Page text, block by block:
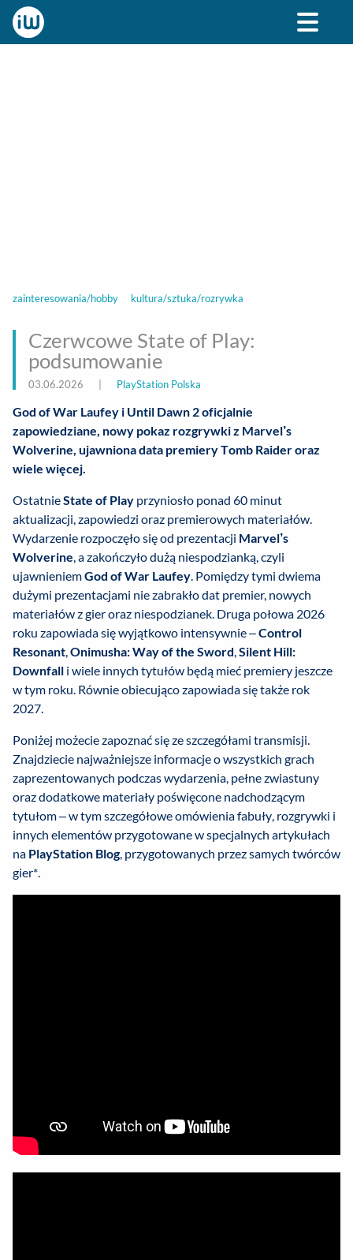
zainteresowania/hobby kultura/sztuka/rozrywka
Czerwcowe State of Play:
podsumowanie
03.06.2026 PlayStation Polska
God of War Laufey i Until Dawn 2 oficjalnie
zapowiedziane, nowy pokaz rozgrywki z Marvel’s
Wolverine, ujawniona data premiery Tomb Raider oraz
wiele więcej.
OstatnieState of Play przyniosło ponad 60 minut
aktualizacji, zapowiedzi oraz premierowych materiałów.
Wydarzenie rozpoczęło się od prezentacji Marvel’s
Wolverine, a zakończyło dużą niespodzianką, czyli
ujawnieniemGod of War Laufey. Pomiędzy tymi dwiema
dużymi prezentacjami nie zabrakło dat premier, nowych
materiałów z gier oraz niespodzianek. Druga połowa 2026
roku zapowiada się wyjątkowo intensywnie –Control
Resonant,Onimusha: Way of the Sword,Silent Hill:
Downfall i wiele innych tytułów będą mieć premiery jeszcze
w tym roku. Równie obiecująco zapowiada się także rok
2027.
Poniżej możecie zapoznać się ze szczegółami transmisji.
Znajdziecie najważniejsze informacje o wszystkich grach
zaprezentowanych podczas wydarzenia, pełne zwiastuny
oraz dodatkowe materiały poświęcone nadchodzącym
tytułom – w tym szczegółowe omówienia fabuły, rozgrywki i
innych elementów przygotowane w specjalnych artykułach
na PlayStation Blog, przygotowanych przez samych twórców
gier*.